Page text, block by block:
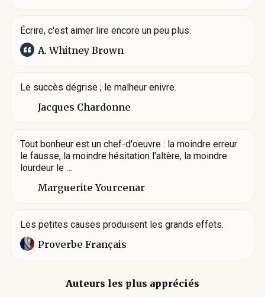
Écrire, c'est aimer lire encore un peu plus.
A. Whitney Brown
Le succès dégrise ; le malheur enivre.
Jacques Chardonne
Tout bonheur est un chef-d'oeuvre : la moindre erreur
le fausse, la moindre hésitation l'altère, la moindre
lourdeur le …
Marguerite Yourcenar
Les petites causes produisent les grands effets.
Proverbe Français
Auteurs les plus appréciés